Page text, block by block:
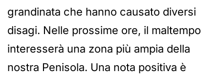
grandinata che hanno causato diversi
disagi. Nelle prossime ore, il maltempo
interesserà una zona più ampia della
nostra Penisola. Una nota positiva è